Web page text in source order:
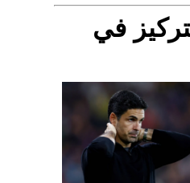
في